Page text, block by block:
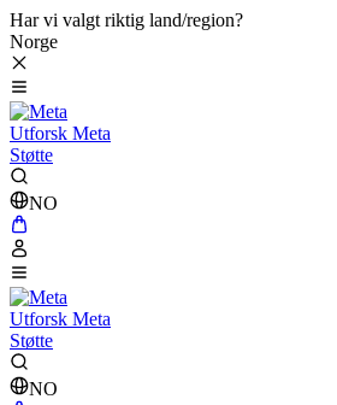
Har vi valgt riktig land/region?
Norge
Utforsk Meta
Støtte
NO
Utforsk Meta
Støtte
NO